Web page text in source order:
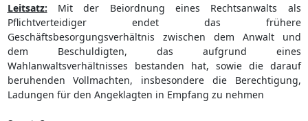
Leitsatz: Mit der Beiordnung eines Rechtsanwalts als
Pflichtverteidiger endet das frühere
Geschäftsbesorgungsverhältnis zwischen dem Anwalt und
dem Beschuldigten, das aufgrund eines
Wahlanwaltsverhältnisses bestanden hat, sowie die darauf
beruhenden Vollmachten, insbesondere die Berechtigung,
Ladungen für den Angeklagten in Empfang zu nehmen